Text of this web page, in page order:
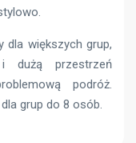
dla większych grup,
i dużą przestrzeń
podróż.
grup do 8 osób.